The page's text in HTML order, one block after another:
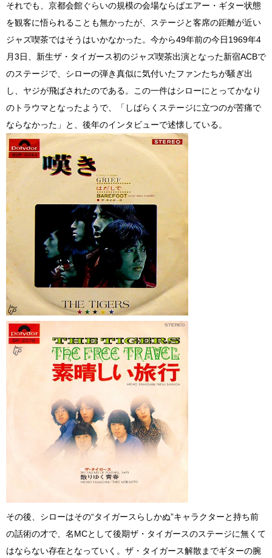
それでも、京都会館ぐらいの規模の会場ならばエアー・ギター状態
を観客に悟られることも無かったが、ステージと客席の距離が近い
ジャズ喫茶ではそうはいかなかった。今から49年前の今日1969年4
月3日、新生ザ・タイガース初のジャズ喫茶出演となった新宿ACBで
のステージで、シローの弾き真似に気付いたファンたちが騒ぎ出
し、ヤジが飛ばされたのである。この一件はシローにとってかなり
のトラウマとなったようで、「しばらくステージに立つのが苦痛で
ならなかった」と、後年のインタビューで述懐している。
その後、シローはその“タイガースらしかぬ”キャラクターと持ち前
の話術の才で、名MCとして後期ザ・タイガースのステージに無くて
はならない存在となっていく。ザ・タイガース解散までギターの腕